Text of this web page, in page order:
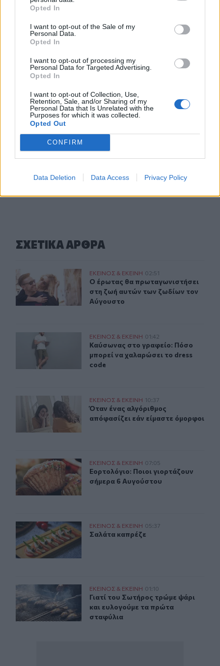
Opted In
I want to opt-out of the Sale of my
Personal Data.
Opted In
I want to opt-out of processing my
Personal Data for Targeted Advertising.
Opted In
I want to opt-out of Collection, Use,
Retention, Sale, and/or Sharing of my
Personal Data that Is Unrelated with the
Purposes for which it was collected.
Opted Out
CONFIRM
Data Deletion Data Access Privacy Policy
Αυτές είναι οι πιο επικίνδυνες εβδομάδες για μεγάλες
πυρκαγιές
Χρήστος Δάντης: «Δεν περίμενα την αχαριστία, 22 χρόνια
έγραψα αυτό το τραγούδι»
Ξεκινούν τα δοκιμαστικά δρομολόγια της επέκτασης του
Μετρό Θεσσαλονίκης
22:05
Τζόκερ: Αυτοί είναι οι τυχεροί αριθμοί που κερδίζουν
ΠΕΡΙΣΣΟΤΕΡΑ
ΣΧΕΤΙΚA AΡΘΡΑ
Ο έρωτας θα πρωταγωνιστήσει στη ζωή αυτών των
ΕΚΕΙΝΟΣ & ΕΚΕΙΝΗ 02:51
Ο έρωτας θα πρωταγωνιστήσει
Ο έρωτας θα πρωταγωνιστήσει
στη ζωή αυτών των ζωδίων τον
Αύγουστο
Καύσωνας στο γραφείο: Πόσο μπορεί να χαλαρώσει το
ΕΚΕΙΝΟΣ & ΕΚΕΙΝΗ 01:42
Καύσωνας στο γραφείο: Πόσο
Καύσωνας στο γραφείο: Πόσο
μπορεί να χαλαρώσει το dress
code
Όταν ένας αλγόριθμος απόφασίζει εάν είμαστε όμορφοι
ΕΚΕΙΝΟΣ & ΕΚΕΙΝΗ 10:37
Όταν ένας αλγόριθμος απόφασίζει
Όταν ένας αλγόριθμος
απόφασίζει εάν είμαστε όμορφοι
Εορτολόγιο: Ποιοι γιορτάζουν σήμερα 6 Αυγούστου
ΕΚΕΙΝΟΣ & ΕΚΕΙΝΗ 07:05
Εορτολόγιο: Ποιοι γιορτάζουν
Εορτολόγιο: Ποιοι γιορτάζουν
σήμερα 6 Αυγούστου
Σαλάτα καπρέζε ΕΚΕΙΝΟΣ & ΕΚΕΙΝΗ 05:37
Σαλάτα καπρέζε
Σαλάτα καπρέζε
Μεταμόρφωση του Σωτήρος: Γιατί τρώμε ψάρι;
ΕΚΕΙΝΟΣ & ΕΚΕΙΝΗ 01:10
Γιατί του Σωτήρος τρώμε ψάρι
Γιατί του Σωτήρος τρώμε ψάρι
και ευλογούμε τα πρώτα
σταφύλια